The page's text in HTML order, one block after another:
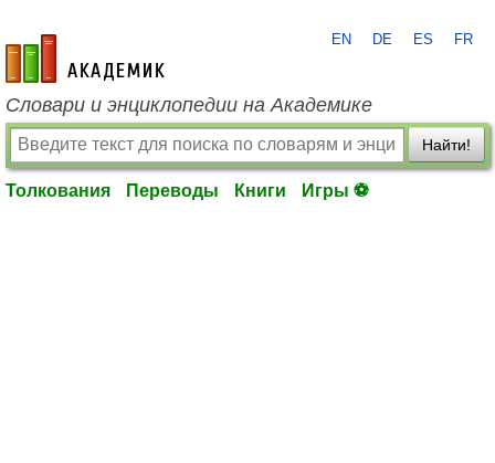
academic.ru
EN DE ES FR
Словари и энциклопедии на Академике
Найти!
Толкования Переводы Книги Игры ⚽